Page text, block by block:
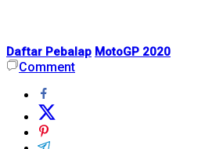
Daftar Pebalap MotoGP 2020
Comment